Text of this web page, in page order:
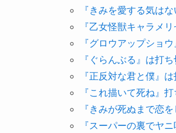
『きみを愛する気は
『乙女怪獣キャラメ
『グロウアップショ
『ぐらんぶる』は打
『正反対な君と僕』
『これ描いて死ね』
『きみが死ぬまで恋
『スーパーの裏でヤ